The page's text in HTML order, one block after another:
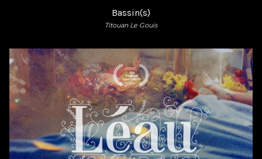
Bassin(s)
Titouan Le Gouis